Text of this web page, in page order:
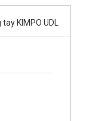
KIMPO UDL